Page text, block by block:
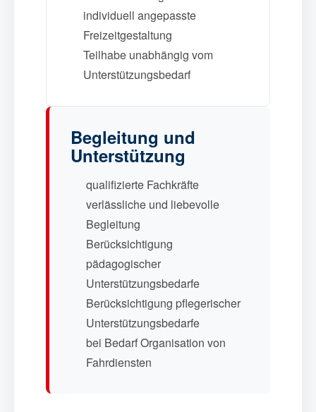
individuell angepasste
Freizeitgestaltung
Teilhabe unabhängig vom
Unterstützungsbedarf
Begleitung und
Unterstützung
qualifizierte Fachkräfte
verlässliche und liebevolle
Begleitung
Berücksichtigung
pädagogischer
Unterstützungsbedarfe
Berücksichtigung pflegerischer
Unterstützungsbedarfe
bei Bedarf Organisation von
Fahrdiensten